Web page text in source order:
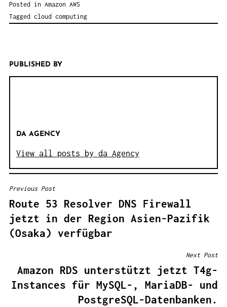
Posted in Amazon AWS
Tagged cloud computing
PUBLISHED BY
DA AGENCY
View all posts by da Agency
B
E
I
T
G
Previous Post
Route 53 Resolver DNS Firewall
jetzt in der Region Asien-Pazifik
(Osaka) verfügbar
Next Post
Amazon RDS unterstützt jetzt T4g-
Instances für MySQL-, MariaDB- und
PostgreSQL-Datenbanken.